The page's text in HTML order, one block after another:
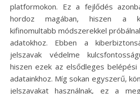
platformokon. Ez a fejlődés
hordoz magában, hiszen a
kifinomultabb módszerekkel
adatokhoz. Ebben a
jelszavak védelme
hiszen ezek az elsődleges belépési
adatainkhoz. Míg sokan egyszerű,
jelszavakat használnak, ez a